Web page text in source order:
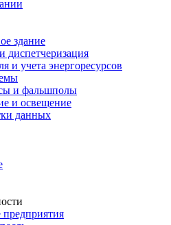
здание
диспетчеризация
и учета энергоресурсов
и фальшполы
и освещение
данных